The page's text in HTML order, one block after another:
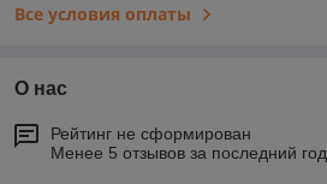
Все условия оплаты
О нас
Рейтинг не сформирован
Менее 5 отзывов за последний год